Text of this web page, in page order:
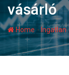
vásárló
Home -Ingatlan